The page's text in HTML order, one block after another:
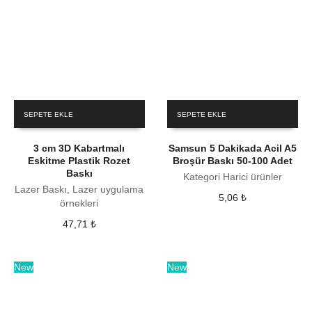
SEPETE EKLE
3 cm 3D Kabartmalı
Eskitme Plastik Rozet
Baskı
Lazer Baskı, Lazer uygulama
örnekleri
47,71 ₺
SEPETE EKLE
Samsun 5 Dakikada Acil A5
Broşür Baskı 50-100 Adet
Kategori Harici ürünler
5,06₺
New New